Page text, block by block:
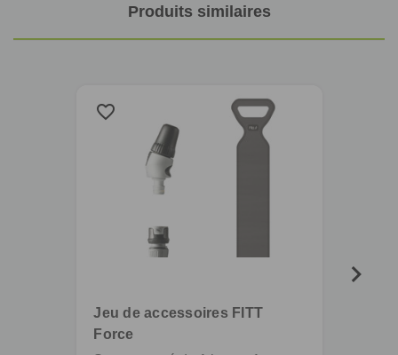
Produits similaires
favorite_border
Jeu de accessoires FITT
Force